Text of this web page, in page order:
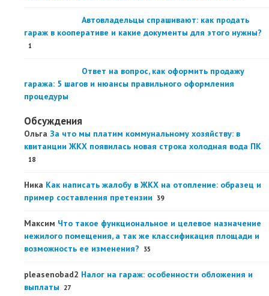
Автовладельцы спрашивают: как продать
гараж в кооперативе и какие документы для этого нужны?
1
Ответ на вопрос, как оформить продажу
гаража: 5 шагов и нюансы правильного оформления
процедуры
Обсуждения
Ольга За что мы платим коммунальному хозяйству: в
квитанции ЖКХ появилась новая строка холодная вода ПК
18
Ника Как написать жалобу в ЖКХ на отопление: образец и
пример составления претензии
39
Максим Что такое функциональное и целевое назначение
нежилого помещения, а так же классификация площади и
возможность ее изменения?
35
pleasenobad2 Налог на гараж: особенности обложения и
выплаты
27